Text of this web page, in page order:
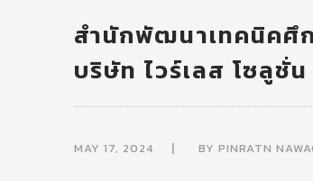
สำนักพัฒนาเทคนิคศึ
บริษัท ไวร์เลส โซลูชั่น
MAY 17, 2024 BY PINRATN